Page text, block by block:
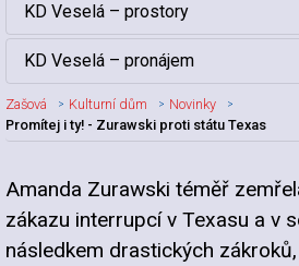
KD Veselá – prostory
KD Veselá – pronájem
Zašová Kulturní dům
Novinky
Promítej i ty! - Zurawski proti státu Texas
Nadpis článku
Amanda Zurawski téměř
zákazu interrupcí v Texasu a v
následkem drastických